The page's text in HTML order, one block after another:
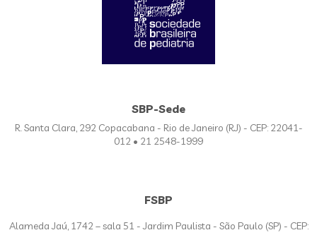
SBP-Sede
R. Santa Clara, 292 Copacabana - Rio de Janeiro (RJ) - CEP: 22041-
012 • 21 2548-1999
FSBP
Alameda Jaú, 1742 – sala 51 - Jardim Paulista - São Paulo (SP) - CEP: